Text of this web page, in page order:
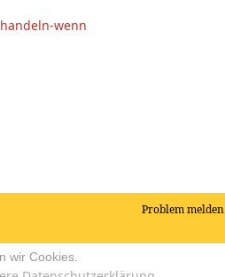
wenn
Problem melden
wir Cookies.